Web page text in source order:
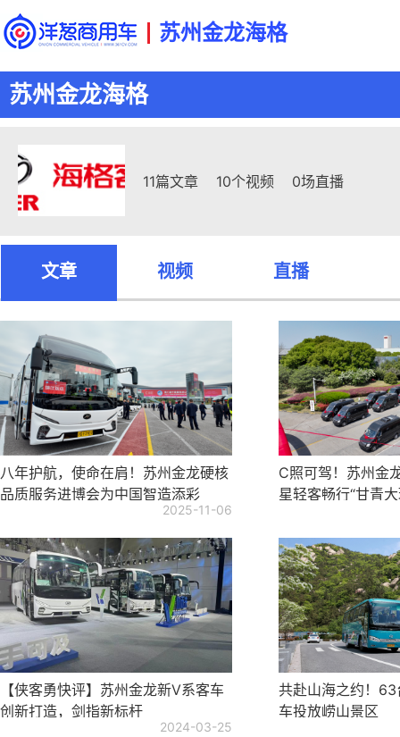
苏州金龙海格
苏州金龙海格
11篇文章 10个视频 0场直播
文章 视频 直播
八年护航，使命在肩！苏州金龙硬核
品质服务进博会为中国智造添彩
2025-11-06
C照可驾！苏州金
星轻客畅行“甘青
【侠客勇快评】苏州金龙新V系客车
创新打造，剑指新标杆
2024-03-25
共赴山海之约！
车投放崂山景区